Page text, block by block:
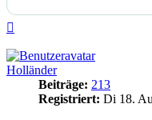
Holländer
Beiträge: 213
Registriert: Di 18.